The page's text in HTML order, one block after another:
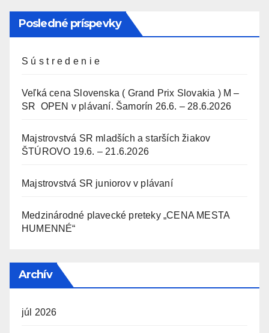
Posledné príspevky
S ú s t r e d e n i e
Veľká cena Slovenska ( Grand Prix Slovakia ) M –
SR OPEN v plávaní. Šamorín 26.6. – 28.6.2026
Majstrovstvá SR mladších a starších žiakov
ŠTÚROVO 19.6. – 21.6.2026
Majstrovstvá SR juniorov v plávaní
Medzinárodné plavecké preteky „CENA MESTA
HUMENNÉ“
Archív
júl 2026